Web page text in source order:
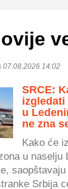
07.08.2026 14:02
SRCE:
izgledati
u
ne zna
Kako će
u naselju
Srbija